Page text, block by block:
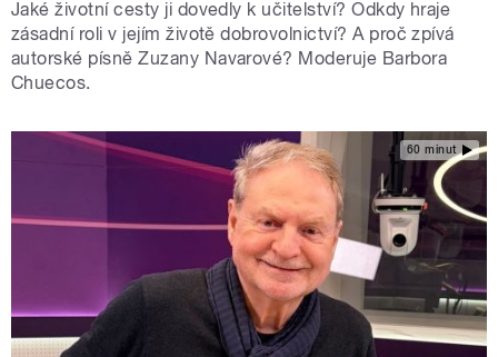
Jaké životní cesty ji dovedly k učitelství? Odkdy hraje
zásadní roli v jejím životě dobrovolnictví? A proč zpívá
autorské písně Zuzany Navarové? Moderuje Barbora
Chuecos.
60 minut